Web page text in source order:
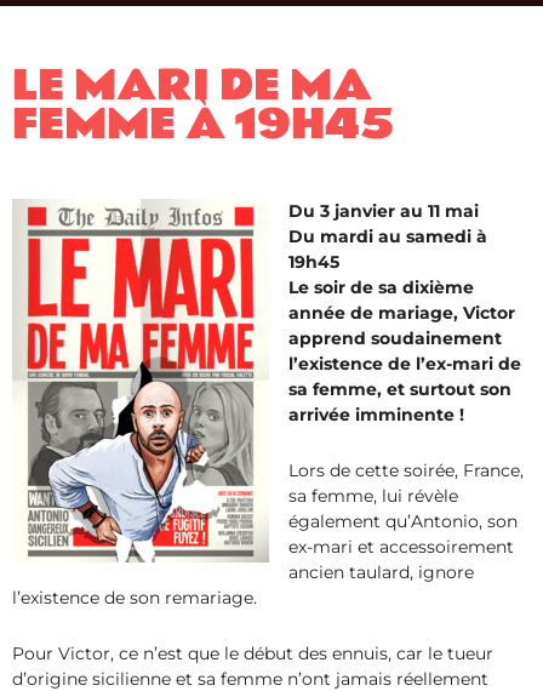
LE MARI DE MA
FEMME À 19H45
Du 3 janvier au 11 mai
Du mardi au samedi à
19h45
Le soir de sa dixième
année de mariage, Victor
apprend soudainement
l’existence de l’ex-mari de
sa femme, et surtout son
arrivée imminente !
Lors de cette soirée, France,
sa femme, lui révèle
également qu’Antonio, son
ex-mari et accessoirement
ancien taulard, ignore
l’existence de son remariage.
Pour Victor, ce n’est que le début des ennuis, car le tueur
d’origine sicilienne et sa femme n’ont jamais réellement